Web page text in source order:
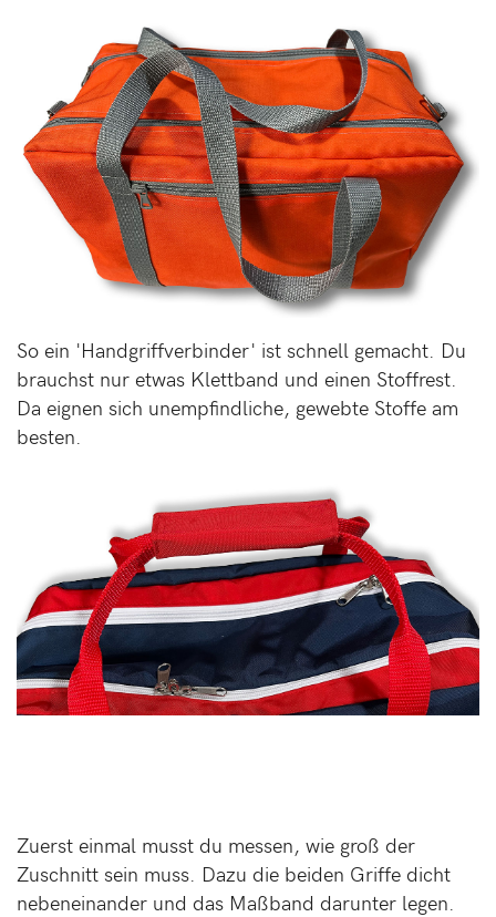
So ein 'Handgriffverbinder' ist schnell gemacht. Du
brauchst nur etwas Klettband und einen Stoffrest.
Da eignen sich unempfindliche, gewebte Stoffe am
besten.
Zuerst einmal musst du messen, wie groß der
Zuschnitt sein muss. Dazu die beiden Griffe dicht
nebeneinander und das Maßband darunter legen.